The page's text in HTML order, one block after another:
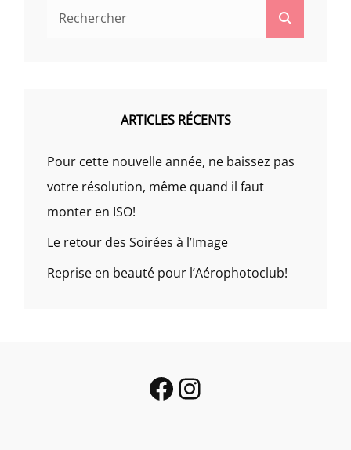
ARTICLES RÉCENTS
Pour cette nouvelle année, ne baissez pas
votre résolution, même quand il faut
monter en ISO!
Le retour des Soirées à l’Image
Reprise en beauté pour l’Aérophotoclub!
Facebook
Instagram